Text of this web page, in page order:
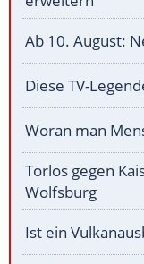
Ab 10. August:
Diese TV-
Woran man
Torlos gegen
Wolfsburg
Ist ein